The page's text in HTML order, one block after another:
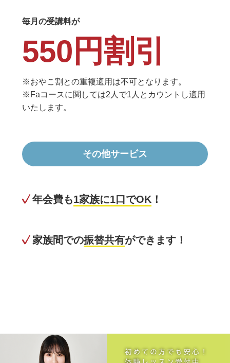
毎月の受講料が
550円割引
※おやこ割との重複適用は不可となります。
※Faコースに関しては2人で1人とカウントし適用
いたします。
その他サービス
年会費も1家族に1口でOK！
家族間での振替共有ができます！